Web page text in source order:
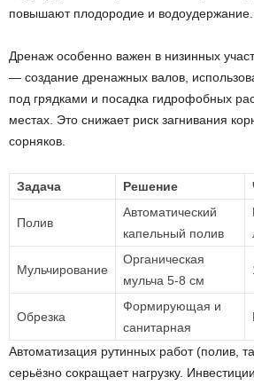
повышают плодородие и водоудержание.
Дренаж особенно важен в низинных
— создание дренажных валов,
под грядками и посадка гидрофобных
местах. Это снижает риск загнивания
сорняков.
Задача Решение
Полив
Автоматический
капельный полив
Мульчирование
Органическая
мульча 5-8 см
Обрезка
Формирующая и
санитарная
Автоматизация рутинных работ (полив,
серьёзно сокращает нагрузку.